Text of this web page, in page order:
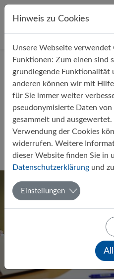
Direkt zur Hauptnavigation
Direkt zum Inhalt springen
StartseiteÜber uns Aktuelles
Frieden um
Klasse im
Von Wilke Donker u. a. (10c)
Hinweis zu Cookies
Unsere Webseite verwendet
Funktionen: Zum einen sind
grundlegende Funktionalität
anderen können wir mit
für Sie immer weiter
pseudonymisierte Daten
gesammelt und
Verwendung der Cookies
widerrufen. Weitere
dieser Website finden Sie in
Datenschutzerklärung und
Einstellungen